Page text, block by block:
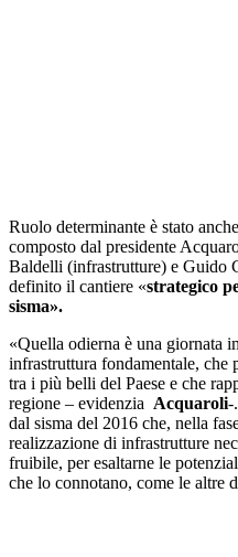
Ruolo determinante è stato
composto dal presidente
Baldelli (infrastrutture) e Guido
definito il cantiere «strategico
sisma».
«Quella odierna è una giornata
infrastruttura fondamentale, che
tra i più belli del Paese e che
regione – evidenzia Acquaroli-
dal sisma del 2016 che, nella
realizzazione di infrastrutture
fruibile, per esaltarne le
che lo connotano, come le altre